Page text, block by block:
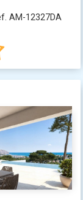
AM-12327DA